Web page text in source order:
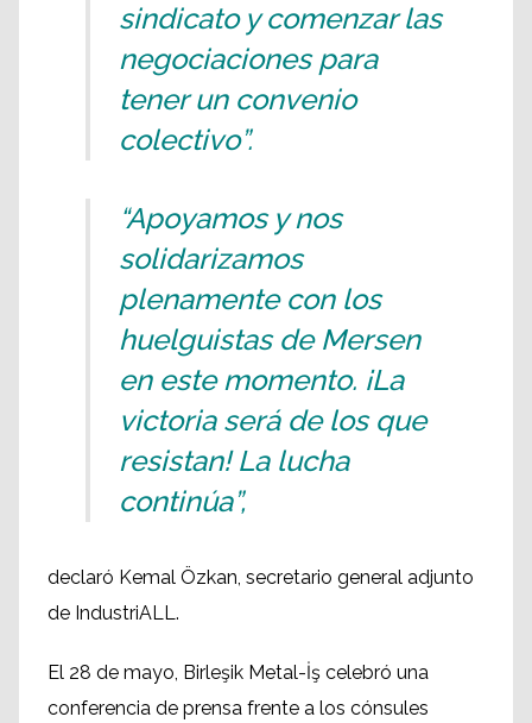
sindicato y comenzar las
negociaciones para
tener un convenio
colectivo”.
“Apoyamos y nos
solidarizamos
plenamente con los
huelguistas de Mersen
en este momento. ¡La
victoria será de los que
resistan! La lucha
continúa”,
declaró Kemal Özkan, secretario general adjunto
de IndustriALL.
El 28 de mayo, Birleşik Metal-İş celebró una
conferencia de prensa frente a los cónsules